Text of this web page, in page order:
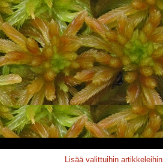
Lisää valittuihin artikkeleihin